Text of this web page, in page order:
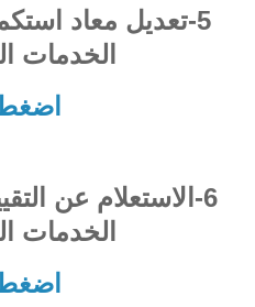
5-تعديل معاد
الخدمات
6-الاستعلام عن
الخدمات